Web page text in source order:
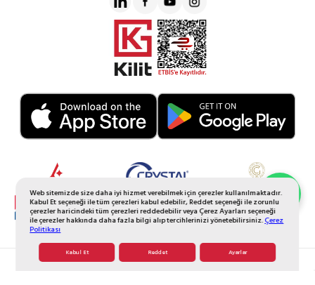
Web sitemizde size daha iyi hizmet verebilmek için çerezler kullanılmaktadır.
Kabul Et seçeneği ile tüm çerezleri kabul edebilir, Reddet seçeneği ile zorunlu
çerezler haricindeki tüm çerezleri reddedebilir veya Çerez Ayarları seçeneği
ile çerezler hakkında daha fazla bilgi alıp tercihlerinizi yönetebilirsiniz.Çerez
Politikası
Kabul Et Reddet Ayarlar
© 2026 Tüm Hakkı Saklıdır. Galerikristal.com.tr
Whatsapp Sipariş